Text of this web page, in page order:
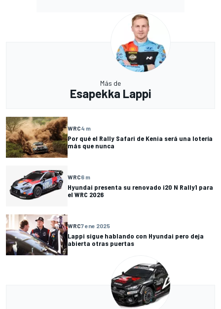
Más de
Esapekka Lappi
WRC4 m
Por qué el Rally Safari de Kenia será una lotería
más que nunca
WRC6 m
Hyundai presenta su renovado i20 N Rally1 para
el WRC 2026
WRC7 ene 2025
Lappi sigue hablando con Hyundai pero deja
abierta otras puertas